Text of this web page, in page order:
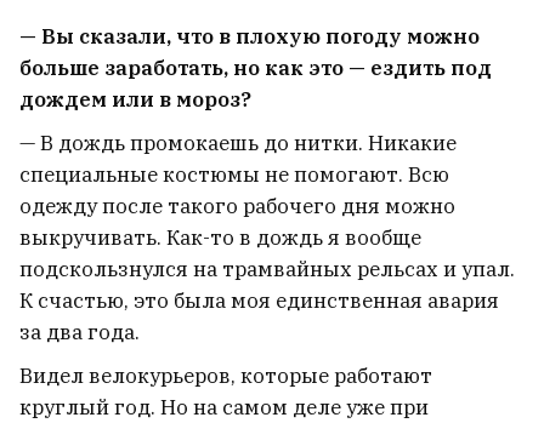
— Вы сказали, что в плохую погоду можно
больше заработать, но как это — ездить под
дождем или в мороз?
— В дождь промокаешь до нитки. Никакие
специальные костюмы не помогают. Всю
одежду после такого рабочего дня можно
выкручивать. Как-то в дождь я вообще
подскользнулся на трамвайных рельсах и упал.
К счастью, это была моя единственная авария
за два года.
Видел велокурьеров, которые работают
круглый год. Но на самом деле уже при